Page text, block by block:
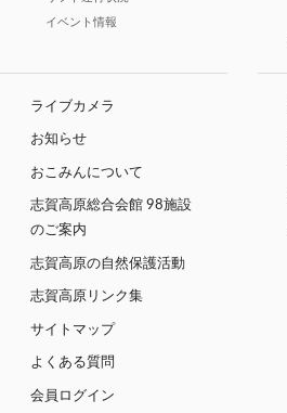
イベント情報
ライブカメラ
お知らせ
おこみんについて
志賀高原総合会館 98施設
のご案内
志賀高原の自然保護活動
志賀高原リンク集
サイトマップ
よくある質問
会員ログイン